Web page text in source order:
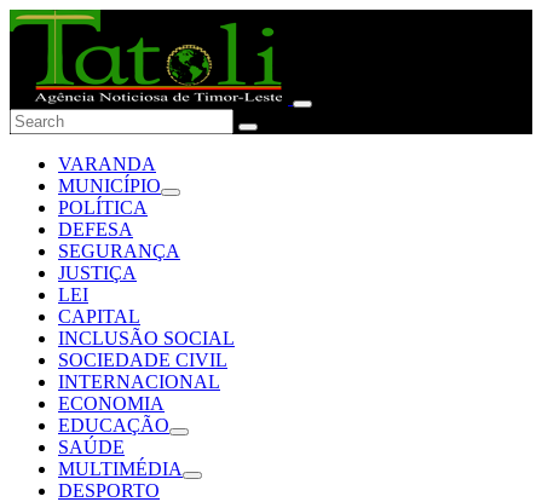
VARANDA
MUNICÍPIO
POLÍTICA
DEFESA
SEGURANÇA
JUSTIÇA
LEI
CAPITAL
INCLUSÃO SOCIAL
SOCIEDADE CIVIL
INTERNACIONAL
ECONOMIA
EDUCAÇÃO
SAÚDE
MULTIMÉDIA
DESPORTO